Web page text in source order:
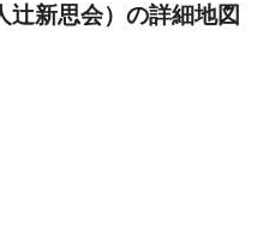
辻新思会）の詳細地図